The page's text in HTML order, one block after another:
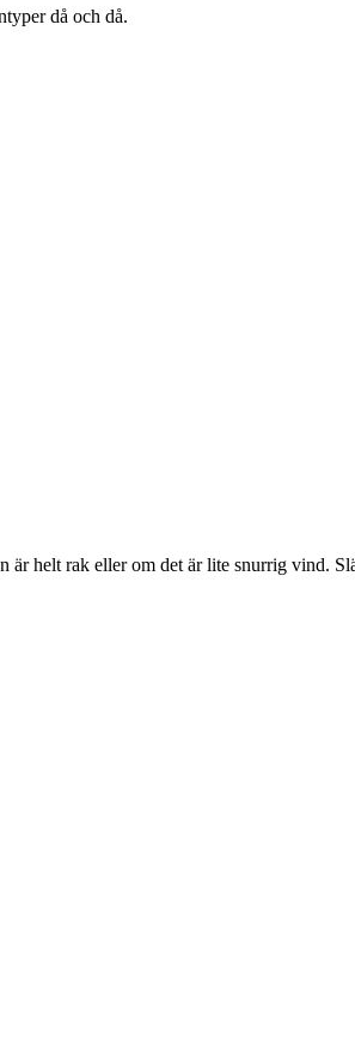
då och då.
helt rak eller om det är lite snurrig vind.